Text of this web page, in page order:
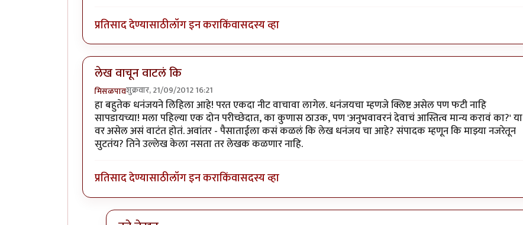
प्रतिसाद देण्यासाठीलॉग इन कराकिंवासदस्य व्हा
लेख वाचून वाटलं कि
मिसळपावशुक्रवार, 21/09/2012 16:21
हा बहुतेक धनंजयने लिहिला आहे! परत एकदा नीट वाचावा लागेल. धनंजयचा म्हणजे क्लिष्ट असेल पण फटी नाहि
सापडायच्या! मला पहिल्या एक दोन परीच्छेदात, का कुणास ठाउक, पण 'अनुभवावरनं देवाचं आस्तित्व मान्य करावं का?' या
वर असेल असं वाटंत होतं. अवांतर - पैसाताईला कसं कळलं कि लेख धनंजय चा आहे? संपादक म्हणून कि माझ्या नजरेतून
सुटतंय? तिने उल्लेख केला नसता तर लेखक कळणार नाहि.
प्रतिसाद देण्यासाठीलॉग इन कराकिंवासदस्य व्हा